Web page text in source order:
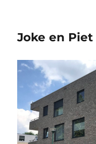
Joke en